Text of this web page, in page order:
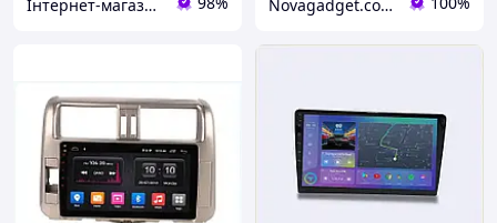
Інтернет-магазин NeonLemon Novagadget.com.ua - сучасний інтернет-магазин техніки